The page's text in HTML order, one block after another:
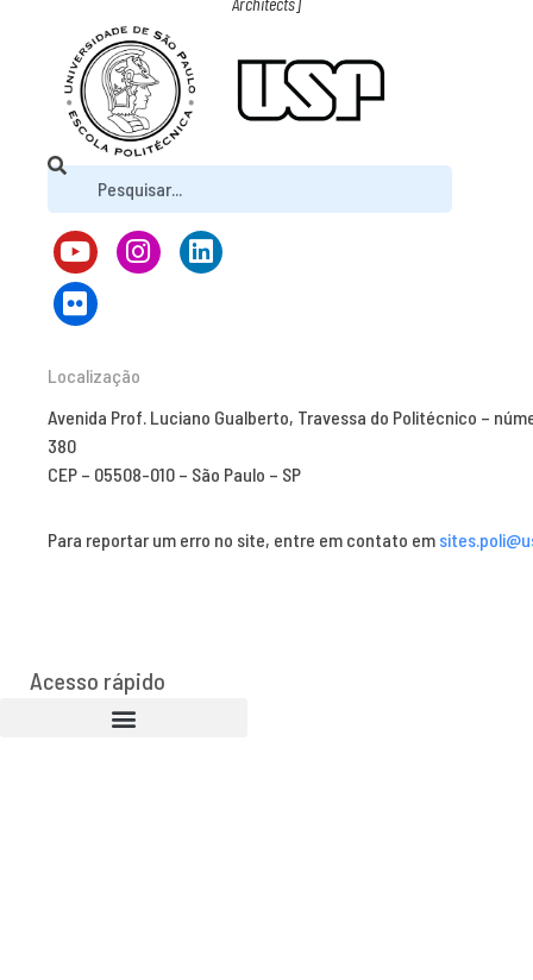
Localização
Avenida Prof. Luciano Gualberto, Travessa do Politécnico –
380
CEP – 05508-010 – São Paulo – SP
Para reportar um erro no site, entre em contato em
Acesso rápido